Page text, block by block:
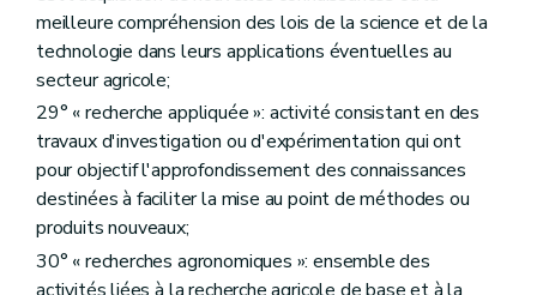
Art. D345
Art. D346
Art. D347
Art. D348
Art. D349
Art. D350
Art. D351
Art. D352
Chapitre IV Dispositions relatives à la politique foncière agricole
Art. D353
Section 1
Gestion foncière
Art. D354
meilleure compréhension des lois de la science et de la
technologie dans leurs applications éventuelles au
secteur agricole;
29° « recherche appliquée »: activité consistant en des
travaux d'investigation ou d'expérimentation qui ont
pour objectif l'approfondissement des connaissances
destinées à faciliter la mise au point de méthodes ou
produits nouveaux;
30° « recherches agronomiques »: ensemble des